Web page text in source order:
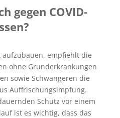
gegen COVID-
empfiehlt die
ohne Grunderkrankungen
sowie Schwangeren die
Auffrischungsimpfung.
Schutz vor einem
ist es wichtig, dass das